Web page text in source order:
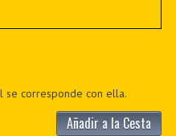
se corresponde con ella.
Añadir a la Cesta